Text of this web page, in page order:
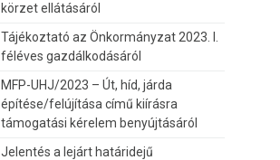
körzet ellátásáról
Tájékoztató az Önkormányzat 2023. I.
féléves gazdálkodásáról
MFP-UHJ/2023 – Út, híd, járda
építése/felújítása című kiírásra
támogatási kérelem benyújtásáról
Jelentés a lejárt határidejű